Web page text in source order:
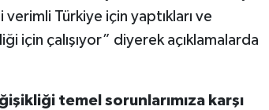
Türkiye için yaptıkları ve
için çalışıyor” diyerek açıklamalarda
temel sorunlarımıza karşı